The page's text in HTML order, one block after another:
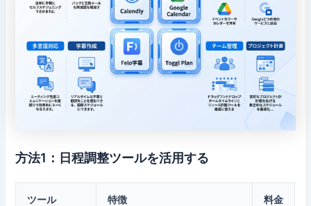
方法1：日程調整ツールを活用する
ツール 特徴 料金